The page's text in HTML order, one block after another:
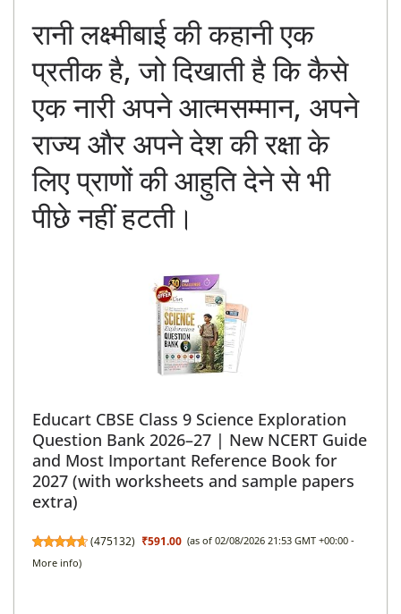
रानी लक्ष्मीबाई की कहानी एक
प्रतीक है, जो दिखाती है कि कैसे
एक नारी अपने आत्मसम्मान, अपने
राज्य और अपने देश की रक्षा के
लिए प्राणों की आहुति देने से भी
पीछे नहीं हटती।
Educart CBSE Class 9 Science Exploration
Question Bank 2026–27 | New NCERT Guide
and Most Important Reference Book for
2027 (with worksheets and sample papers
extra)
(475132) ₹591.00 (as of 02/08/2026 21:53 GMT +00:00 -
More info)